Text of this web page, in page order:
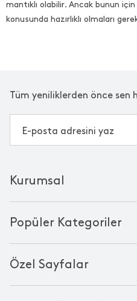
mantıklı olabilir. Ancak bunun
konusunda hazırlıklı olmaları
Tüm yeniliklerden önce sen
Popüler Kategoriler
Bornoz
Özel Sayfalar
Kurumsal
Kurumsal Satış
Chakra Manifesto
Mağazalarımız